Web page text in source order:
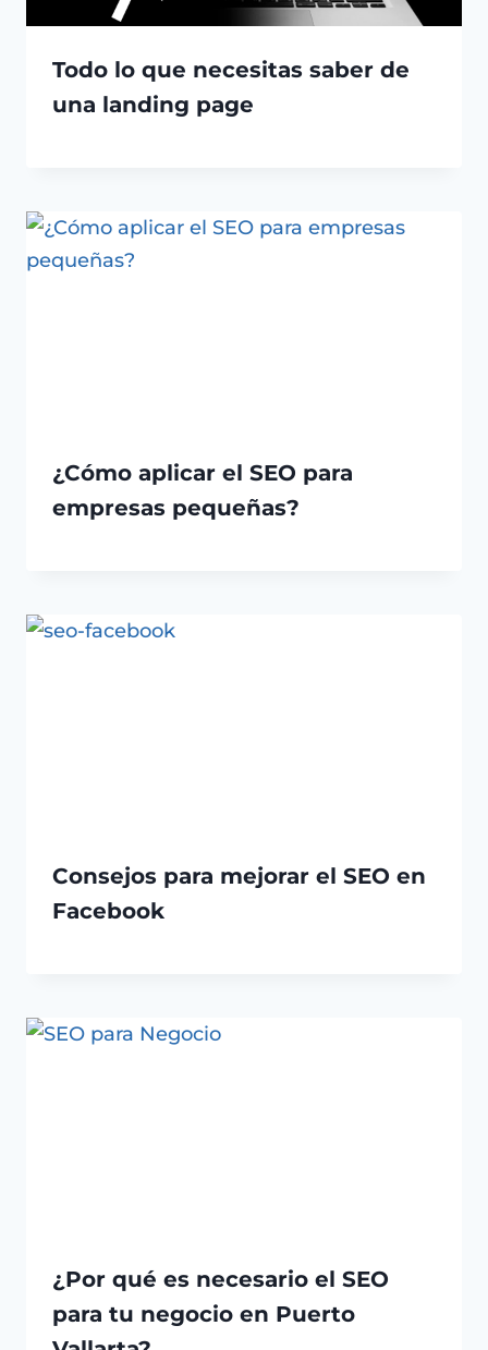
Todo lo que necesitas saber de
una landing page
¿Cómo aplicar el SEO para
empresas pequeñas?
Consejos para mejorar el SEO en
Facebook
¿Por qué es necesario el SEO
para tu negocio en Puerto